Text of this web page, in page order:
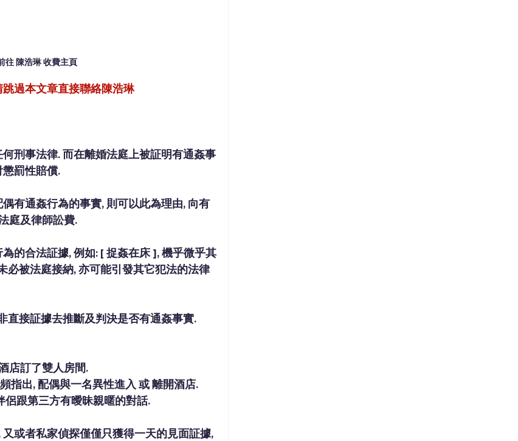
往 陳浩琳 收費主頁
過本文章直接聯絡陳浩琳
刑事法律. 而在離婚法庭上被証明有通姦事
罰性賠償.
有通姦行為的事實, 則可以此為理由, 向有
庭及律師訟費.
的合法証據, 例如: [ 捉姦在床 ], 機乎微乎其
必被法庭接納, 亦可能引發其它犯法的法律
直接証據去推斷及判決是否有通姦事實.
店訂了雙人房間.
指出, 配偶與一名異性進入 或 離開酒店.
跟第三方有曖昧親暱的對話.
又或者私家偵探僅僅只獲得一天的見面証據,